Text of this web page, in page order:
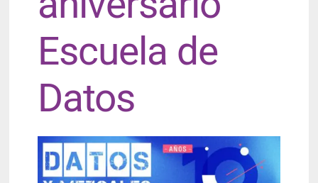
Escuela de
Datos